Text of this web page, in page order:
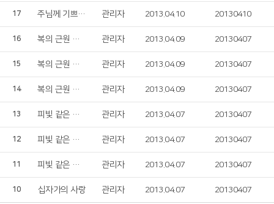
17 주님께 기쁘게 찬양하라 관리자 2013.04.10 20130410
16 복의 근원 강림하사 관리자 2013.04.09 20130407
15 복의 근원 강림하사 관리자 2013.04.09 20130407
14 복의 근원 강림하사 관리자 2013.04.09 20130407
13 피빛 같은 저 포도주 흘러내리듯 관리자 2013.04.07 20130407
12 피빛 같은 저 포도주 흘러내리듯 관리자 2013.04.07 20130407
11 피빛 같은 저 포도주 흘러내리듯 관리자 2013.04.07 20130407
10 십자가의 사랑 관리자 2013.04.07 20130407